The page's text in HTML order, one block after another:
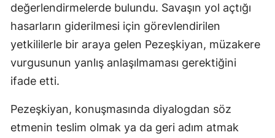
değerlendirmelerde bulundu. Savaşın yol açtığı
hasarların giderilmesi için görevlendirilen
yetkililerle bir araya gelen Pezeşkiyan, müzakere
vurgusunun yanlış anlaşılmaması gerektiğini
ifade etti.
Pezeşkiyan, konuşmasında diyalogdan söz
etmenin teslim olmak ya da geri adım atmak